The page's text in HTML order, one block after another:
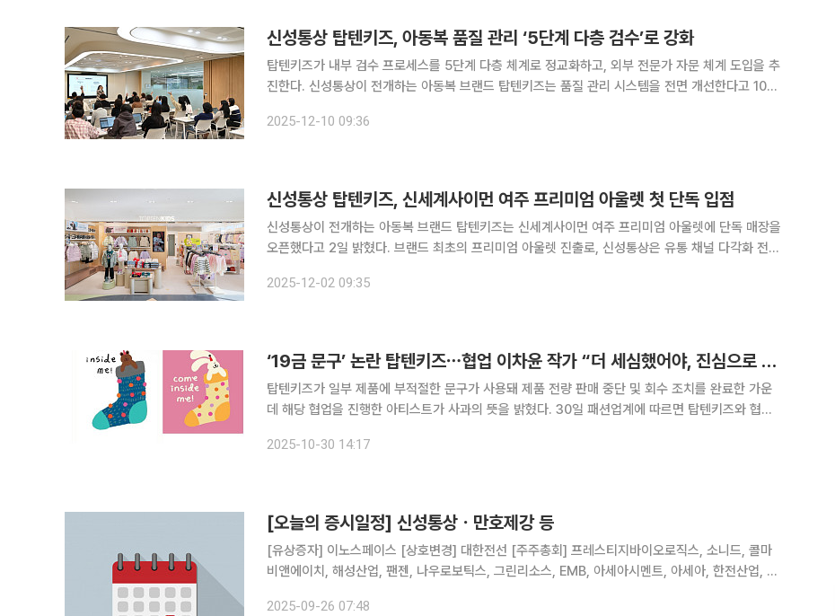
신성통상 탑텐키즈, 아동복 품질 관리 ‘5단계 다층 검수’로 강화
탑텐키즈가 내부 검수 프로세스를 5단계 다층 체계로 정교화하고, 외부 전문가 자문 체계 도입을 추
진한다. 신성통상이 전개하는 아동복 브랜드 탑텐키즈는 품질 관리 시스템을 전면 개선한다고 10일
량 회수 및 전액 환불 조치를 실시했으며, 이를 계기로 품질
2025-12-10 09:36
신성통상 탑텐키즈, 신세계사이먼 여주 프리미엄 아울렛 첫 단독 입점
신성통상이 전개하는 아동복 브랜드 탑텐키즈는 신세계사이먼 여주 프리미엄 아울렛에 단독 매장을
오픈했다고 2일 밝혔다. 브랜드 최초의 프리미엄 아울렛 진출로, 신성통상은 유통 채널 다각화 전략
표 교외형 쇼핑 명소로, 명품과 라이프스타일 브랜드가 공존하는 새로운
2025-12-02 09:35
‘19금 문구’ 논란 탑텐키즈⋯협업 이차윤 작가 “더 세심했어야, 진심으로 사과”
탑텐키즈가 일부 제품에 부적절한 문구가 사용돼 제품 전량 판매 중단 및 회수 조치를 완료한 가운
데 해당 협업을 진행한 아티스트가 사과의 뜻을 밝혔다. 30일 패션업계에 따르면 탑텐키즈와 협업
업 제품의 그래픽 문구와 관련해 불편함을 느낀 고객들에게 사과했다.
2025-10-30 14:17
[오늘의 증시일정] 신성통상ㆍ만호제강 등
[유상증자] 이노스페이스 [상호변경] 대한전선 [주주총회] 프레스티지바이오로직스, 소니드, 콜마
비앤에이치, 해성산업, 팬젠, 나우로보틱스, 그린리소스, EMB, 아세아시멘트, 아세아, 한전산업, 신
2025-09-26 07:48